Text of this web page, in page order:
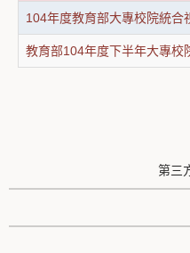
104年度教育部大專校院統合
教育部104年度下半年大專校
第三